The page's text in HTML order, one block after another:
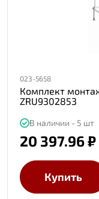
023-5658
Комплект
ZRU9302853
В наличии - 5 шт
20 397.96 ₽
Купить